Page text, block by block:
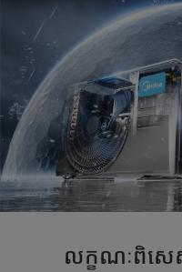
លក្ខណៈពិស